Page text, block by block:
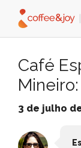
Café
3 de julho